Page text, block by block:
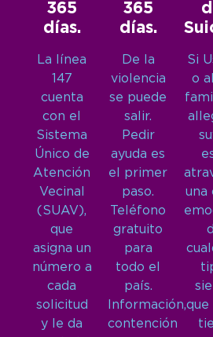
365
días.
La línea
147
cuenta
con el
Sistema
Único de
Atención
Vecinal
(SUAV),
que
asigna un
número a
cada
solicitud
y le da
365
días.
De la
violencia
se puede
salir.
Pedir
ayuda es
el primer
paso.
Teléfono
gratuito
para
todo el
país.
Información,
contención
Si
o
una
que